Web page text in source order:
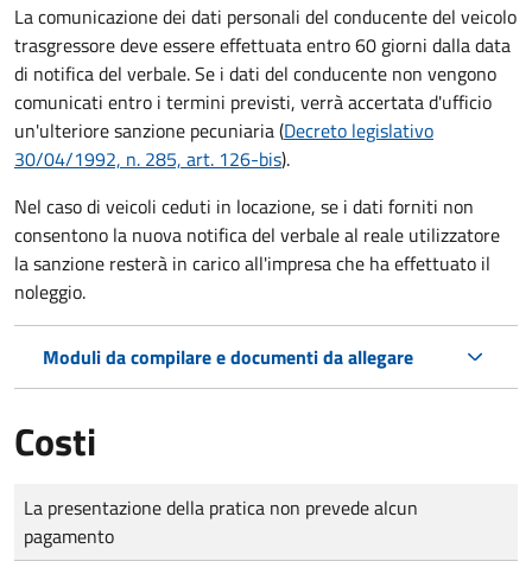
La comunicazione dei dati personali del conducente del veicolo
trasgressore deve essere effettuata entro 60 giorni dalla data
di notifica del verbale.Se i dati del conducente non vengono
comunicati entro i termini previsti, verrà accertata d'ufficio
un'ulteriore sanzione pecuniaria (Decreto legislativo
30/04/1992, n. 285, art. 126-bis).
Nel caso di veicoli ceduti in locazione, se i dati forniti non
consentono la nuova notifica del verbale al reale utilizzatore
la sanzione resterà in carico all'impresa che ha effettuato il
noleggio.
Moduli da compilare e documenti da allegare
Costi
Tipo di pagamento
Importo
La presentazione della pratica non prevede alcun
pagamento